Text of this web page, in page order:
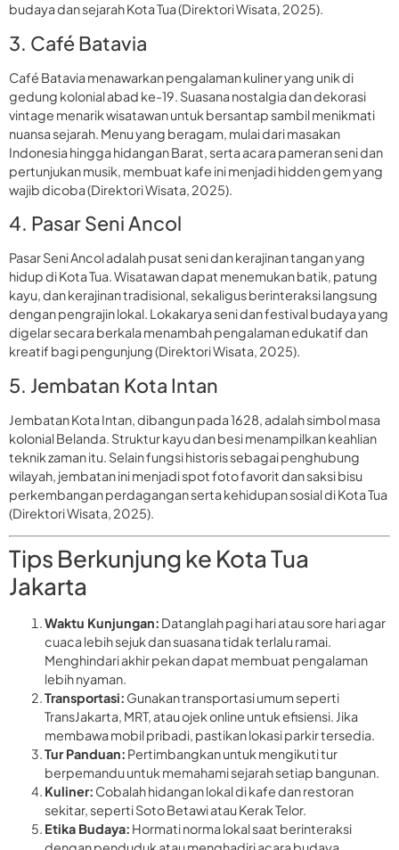
budaya dan sejarah Kota Tua (Direktori Wisata, 2025).
3. Café Batavia
Café Batavia menawarkan pengalaman kuliner yang unik di
gedung kolonial abad ke-19. Suasana nostalgia dan dekorasi
vintage menarik wisatawan untuk bersantap sambil menikmati
nuansa sejarah. Menu yang beragam, mulai dari masakan
Indonesia hingga hidangan Barat, serta acara pameran seni dan
pertunjukan musik, membuat kafe ini menjadi hidden gem yang
wajib dicoba (Direktori Wisata, 2025).
4. Pasar Seni Ancol
Pasar Seni Ancol adalah pusat seni dan kerajinan tangan yang
hidup di Kota Tua. Wisatawan dapat menemukan batik, patung
kayu, dan kerajinan tradisional, sekaligus berinteraksi langsung
dengan pengrajin lokal. Lokakarya seni dan festival budaya yang
digelar secara berkala menambah pengalaman edukatif dan
kreatif bagi pengunjung (Direktori Wisata, 2025).
5. Jembatan Kota Intan
Jembatan Kota Intan, dibangun pada 1628, adalah simbol masa
kolonial Belanda. Struktur kayu dan besi menampilkan keahlian
teknik zaman itu. Selain fungsi historis sebagai penghubung
wilayah, jembatan ini menjadi spot foto favorit dan saksi bisu
perkembangan perdagangan serta kehidupan sosial di Kota Tua
(Direktori Wisata, 2025).
Tips Berkunjung ke Kota Tua
Jakarta
Waktu Kunjungan: Datanglah pagi hari atau sore hari agar
cuaca lebih sejuk dan suasana tidak terlalu ramai.
Menghindari akhir pekan dapat membuat pengalaman
lebih nyaman.
Transportasi: Gunakan transportasi umum seperti
TransJakarta, MRT, atau ojek online untuk efisiensi. Jika
membawa mobil pribadi, pastikan lokasi parkir tersedia.
Tur Panduan: Pertimbangkan untuk mengikuti tur
berpemandu untuk memahami sejarah setiap bangunan.
Kuliner: Cobalah hidangan lokal di kafe dan restoran
sekitar, seperti Soto Betawi atau Kerak Telor.
Etika Budaya: Hormati norma lokal saat berinteraksi